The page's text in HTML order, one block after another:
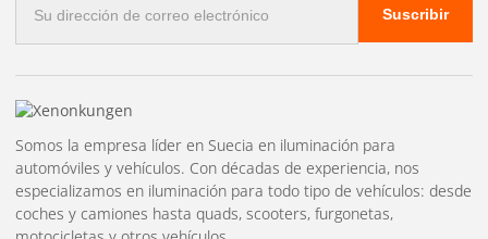
OSRAM LEDriving está disponible en ambos derechoy
curvoDiseño. El modelo curvo (LEDriving Lightbar VX) se
adapta a los contornos de los frontales de los coches
modernos y proporciona una iluminación más amplia en la
más concentrada. Ambos cuentan con patrones de luz
combinados que funcionan bien en la mayoría de las
condiciones de conducción.
electrónico
Suscribir
Somos la empresa líder en Suecia en iluminación para
automóviles y vehículos. Con décadas de experiencia, nos
especializamos en iluminación para todo tipo de vehículos: desde
coches y camiones hasta quads, scooters, furgonetas,